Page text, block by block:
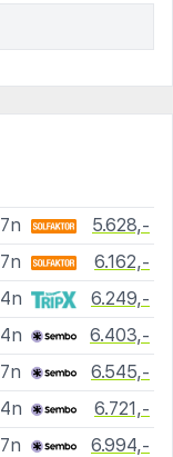
7n
5.628,-
7n
6.162,-
4n
6.249,-
4n
6.403,-
7n
6.545,-
4n
6.721,-
7n
6.994,-